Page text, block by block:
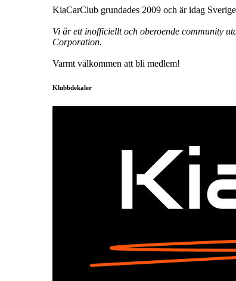
KiaCarClub grundades 2009 och är idag
Vi är ett inofficiellt och oberoende community
Corporation.
Varmt välkommen att bli medlem!
Klubbdekaler